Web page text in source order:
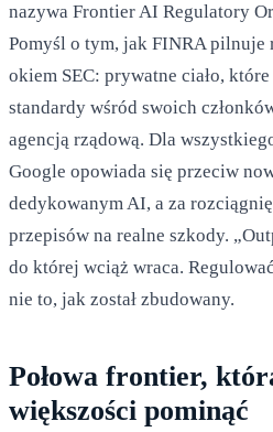
nazywa Frontier AI Regulatory
Pomyśl o tym, jak FINRA pilnuje
okiem SEC: prywatne ciało,
standardy wśród swoich
agencją rządową. Dla
Google opowiada się przeciw
dedykowanym AI, a za
przepisów na realne szkody.
do której wciąż wraca.
nie to, jak został zbudowany.
Połowa frontier,
większości pominąć